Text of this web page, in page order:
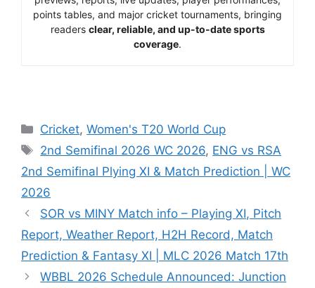
points tables, and major cricket tournaments, bringing
readers clear, reliable, and up-to-date sports
coverage.
Cricket,Women's T20 World Cup
2nd Semifinal 2026 WC 2026, ENG vs RSA
2nd Semifinal Plying XI & Match Prediction | WC
2026
SOR vs MINY Match info – Playing XI, Pitch
Report, Weather Report, H2H Record, Match
Prediction & Fantasy XI | MLC 2026 Match 17th
WBBL 2026 Schedule Announced: Junction